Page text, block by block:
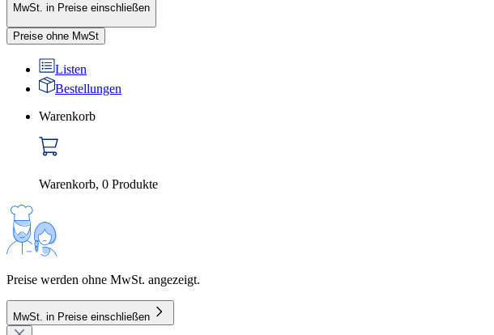
MwSt. in Preise einschließen
Preise ohne MwSt
Listen
Bestellungen
Warenkorb
Warenkorb, 0 Produkte
Preise werden ohne MwSt. angezeigt.
MwSt. in Preise einschließen